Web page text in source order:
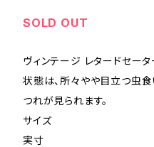
SOLD OUT
ヴィンテージ レタードセータ
状態は、所々やや目立つ虫食
つれが見られます。
サイズ
実寸